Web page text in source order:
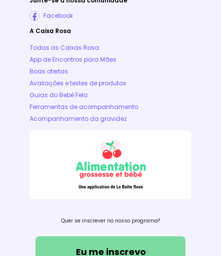
Facebook
A Caixa Rosa
Todas as Caixas Rosa
App de Encontros para Mães
Boas ofertas
Avaliações e testes de produtos
Guias do Bebê Feliz
Ferramentas de acompanhamento
Acompanhamento da gravidez
Quer se inscrever no nosso programa?
Eu me inscrevo